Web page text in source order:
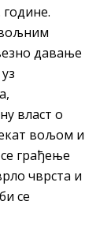
давање
власт о
вољом и
грађење
чврста и
се